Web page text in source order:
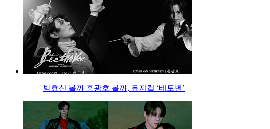
박효신 볼까 홍광호 볼까, 뮤지컬 ‘베토벤’